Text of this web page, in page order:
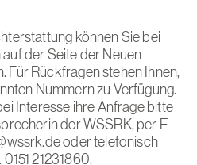
können Sie bei
auf der Seite der Neuen
Für Rückfragen stehen Ihnen,
Nummern zu Verfügung.
Interesse ihre Anfrage bitte
der WSSRK, per E-
oder telefonisch
21231860.